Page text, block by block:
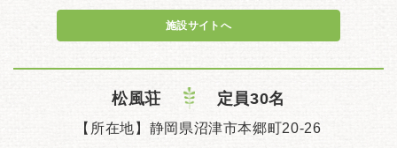
施設サイトへ
松風荘 定員30名
【所在地】静岡県沼津市本郷町20-26